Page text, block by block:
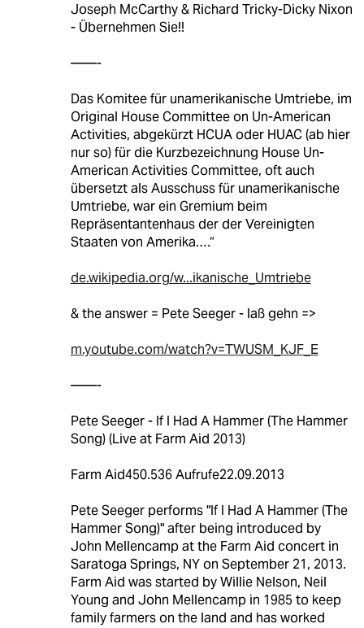
Joseph McCarthy & Richard Tricky-Dicky Nixon
- Übernehmen Sie!!
——-
Das Komitee für unamerikanische Umtriebe, im
Original House Committee on Un-American
Activities, abgekürzt HCUA oder HUAC (ab hier
nur so) für die Kurzbezeichnung House Un-
American Activities Committee, oft auch
übersetzt als Ausschuss für unamerikanische
Umtriebe, war ein Gremium beim
Repräsentantenhaus der der Vereinigten
Staaten von Amerika.…“
de.wikipedia.org/w...ikanische_Umtriebe
& the answer = Pete Seeger - laß gehn =>
m.youtube.com/watch?v=TWUSM_KJF_E
——-
Pete Seeger - If I Had A Hammer (The Hammer
Song) (Live at Farm Aid 2013)
Farm Aid450.536 Aufrufe22.09.2013
Pete Seeger performs "If I Had A Hammer (The
Hammer Song)" after being introduced by
John Mellencamp at the Farm Aid concert in
Saratoga Springs, NY on September 21, 2013.
Farm Aid was started by Willie Nelson, Neil
Young and John Mellencamp in 1985 to keep
family farmers on the land and has worked